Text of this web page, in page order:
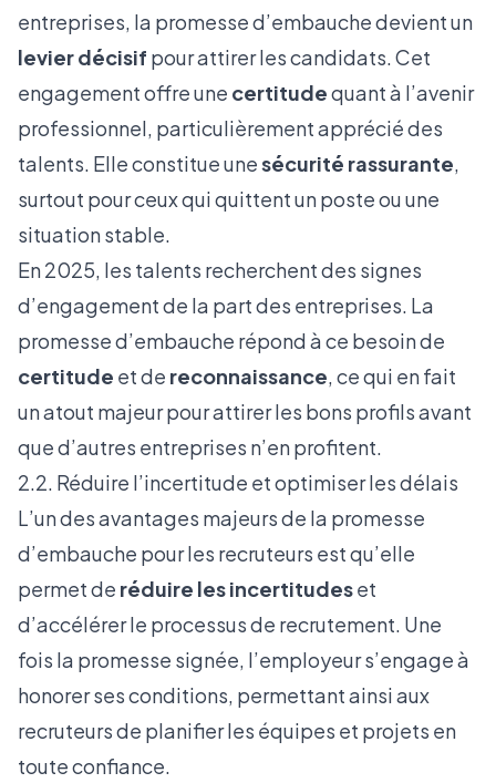
entreprises, la promesse d’embauche devient un
levier décisif pour attirer les candidats. Cet
engagement offre une certitudequant à l’avenir
professionnel, particulièrement apprécié des
talents. Elle constitue unesécurité rassurante,
surtout pour ceux qui quittent un poste ou une
situation stable.
En 2025, les talents recherchent des signes
d’engagement de la part des entreprises. La
promesse d’embauche répond à ce besoin de
certitude et de reconnaissance, ce qui en fait
un atout majeur pour attirer les bons profils avant
que d’autres entreprises n’en profitent.
2.2. Réduire l’incertitude et optimiser les délais
L’un des avantages majeurs de la promesse
d’embauche pour les recruteurs est qu’elle
permet de réduire les incertitudeset
d’accélérer le processus de recrutement. Une
fois la promesse signée, l’employeur s’engage à
honorer ses conditions, permettant ainsi aux
recruteurs de planifier les équipes et projets en
toute confiance.